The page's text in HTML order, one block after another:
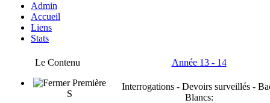
Admin
Accueil
Liens
Stats
Le Contenu
Première
S
Année 13 - 14
Interrogations - Devoirs surveillés -
Blancs: